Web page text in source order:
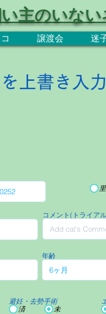
譲渡会 迷
主のいない
上書き入
コメント(トライア
年齢
避妊・去勢手術
済
未